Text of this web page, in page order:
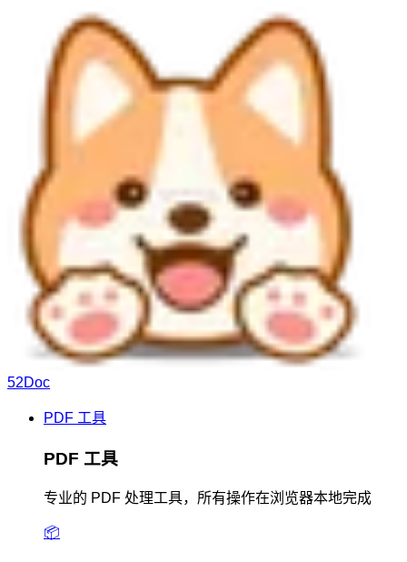
52Doc
PDF 工具
PDF 工具
专业的 PDF 处理工具，所有操作在浏览器本地完成
📦